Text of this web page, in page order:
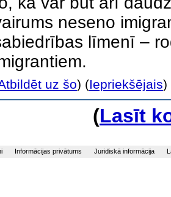
neseno
līmenī –
uz šo) (Iepriekšējais)
(Lasīt
Informācijas privātums Juridiskā informācija